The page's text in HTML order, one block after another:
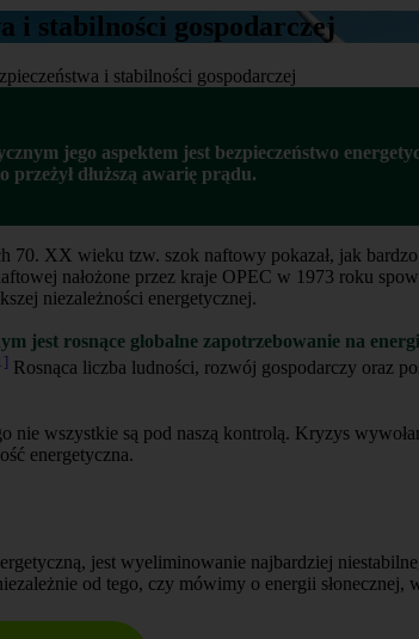
i stabilności gospodarczej
i stabilności gospodarczej
jego aspektem jest bezpieczeństwo
dłuższą awarię prądu.
70. XX wieku tzw. szok naftowy pokazał, jak
nałożone przez kraje OPEC w 1973 roku
niezależności energetycznej.
jest rosnące globalne zapotrzebowanie na
Rosnąca liczba ludności, rozwój gospodarczy oraz
nie wszystkie są pod naszą kontrolą. Kryzys
energetyczna.
jest wyeliminowanie najbardziej
od tego, czy mówimy o energii